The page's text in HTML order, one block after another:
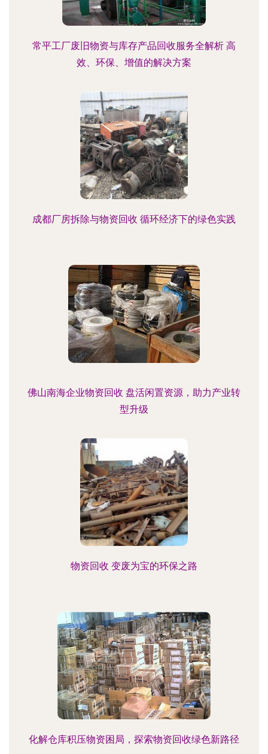
常平工厂废旧物资与库存产品回收服务全解析 高
效、环保、增值的解决方案
成都厂房拆除与物资回收 循环经济下的绿色实践
佛山南海企业物资回收 盘活闲置资源，助力产业转
型升级
物资回收 变废为宝的环保之路
化解仓库积压物资困局，探索物资回收绿色新路径